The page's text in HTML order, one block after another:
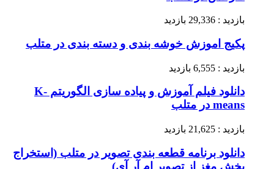
بازدید : 29,336 بازدید
پکیج اموزش خوشه بندی و دسته بندی در متلب
بازدید : 6,555 بازدید
دانلود فیلم آموزش و پیاده سازی الگوریتم K-
means در متلب
بازدید : 21,625 بازدید
دانلود برنامه قطعه بندی تصویر در متلب (استخراج
بخش مغز از تصویر ام آر آی)